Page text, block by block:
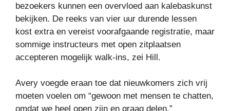
bezoekers kunnen een overvloed aan kalebaskunst
bekijken. De reeks van vier uur durende lessen
kost extra en vereist voorafgaande registratie, maar
sommige instructeurs met open zitplaatsen
accepteren mogelijk walk-ins, zei Hill.
Avery voegde eraan toe dat nieuwkomers zich vrij
moeten voelen om “gewoon met mensen te chatten,
omdat we heel open zijn en graag delen.”